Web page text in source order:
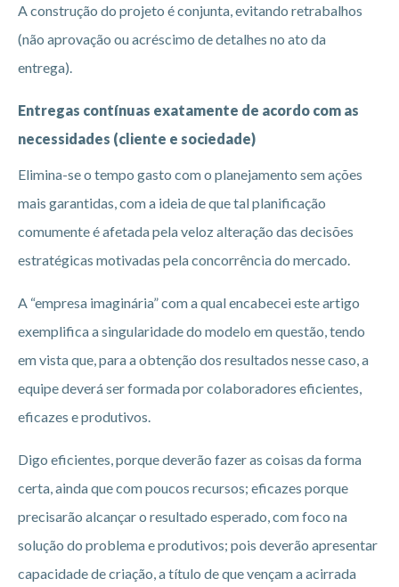
A construção do projeto é conjunta, evitando retrabalhos
(não aprovação ou acréscimo de detalhes no ato da
entrega).
Entregas contínuas exatamente de acordo com as
necessidades (cliente e sociedade)
Elimina-se o tempo gasto com o planejamento sem ações
mais garantidas, com a ideia de que tal planificação
comumente é afetada pela veloz alteração das decisões
estratégicas motivadas pela concorrência do mercado.
A “empresa imaginária” com a qual encabecei este artigo
exemplifica a singularidade do modelo em questão, tendo
em vista que, para a obtenção dos resultados nesse caso, a
equipe deverá ser formada por colaboradores eficientes,
eficazes e produtivos.
Digo eficientes, porque deverão fazer as coisas da forma
certa, ainda que com poucos recursos; eficazes porque
precisarão alcançar o resultado esperado, com foco na
solução do problema e produtivos; pois deverão apresentar
capacidade de criação, a título de que vençam a acirrada